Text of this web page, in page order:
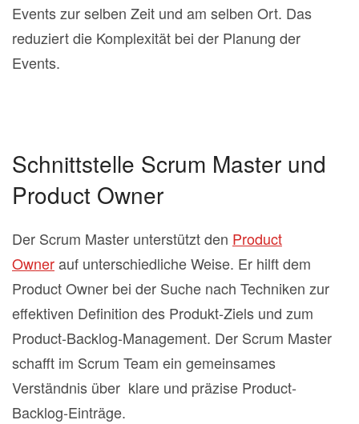
Events zur selben Zeit und am selben Ort. Das
reduziert die Komplexität bei der Planung der
Events.
Schnittstelle Scrum Master und
Product Owner
Der Scrum Master unterstützt den Product
Ownerauf unterschiedliche Weise. Er hilft dem
Product Owner bei der Suche nach Techniken zur
effektiven Definition des Produkt‐Ziels und zum
Product‐Backlog‐Management. Der Scrum Master
schafft im Scrum Team ein gemeinsames
Verständnis über klare und präzise Product‐
Backlog‐Einträge.